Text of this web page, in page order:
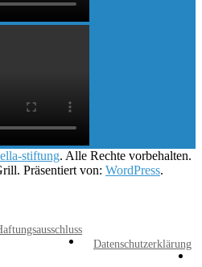
stiftung. Alle Rechte vorbehalten.
Präsentiert von: WordPress.
Datenschutzerklärung